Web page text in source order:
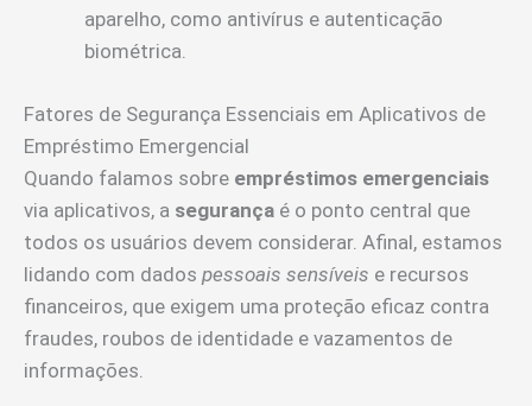
aparelho, como antivírus e autenticação
biométrica.
Fatores de Segurança Essenciais em Aplicativos de
Empréstimo Emergencial
Quando falamos sobre empréstimos emergenciais
via aplicativos, a segurança é o ponto central que
todos os usuários devem considerar. Afinal, estamos
lidando com dados pessoais sensíveis e recursos
financeiros, que exigem uma proteção eficaz contra
fraudes, roubos de identidade e vazamentos de
informações.